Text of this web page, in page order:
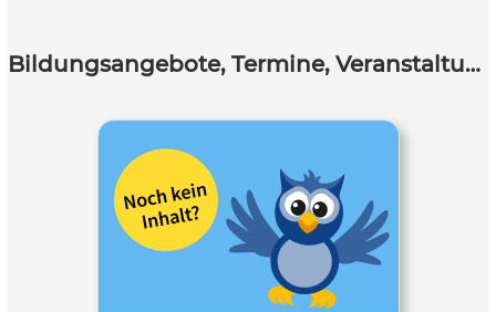
Bildungsangebote, Termine, Veranstaltungen